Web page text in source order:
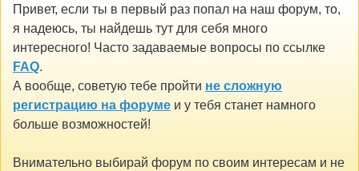
Привет, если ты в первый раз попал на наш форум, то,
я надеюсь, ты найдешь тут для себя много
интересного! Часто задаваемые вопросы по ссылке
FAQ.
А вообще, советую тебе пройти не сложную
регистрацию на форуме и у тебя станет намного
больше возможностей!
Внимательно выбирай форум по своим интересам и не